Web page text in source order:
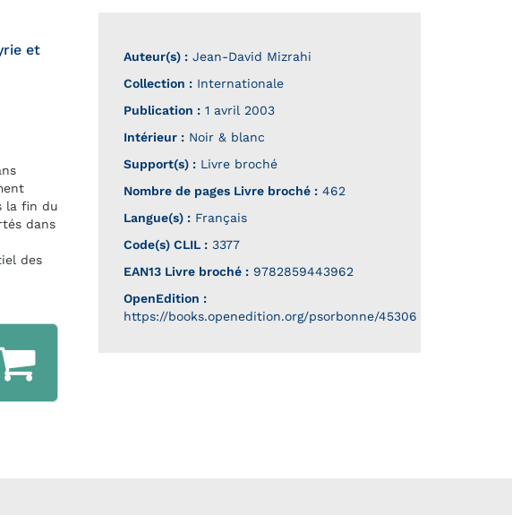
et
la fin du
dans
des
Auteur(s) : Jean-David Mizrahi
Collection : Internationale
Publication : 1 avril 2003
Intérieur : Noir & blanc
Support(s) : Livre broché
Nombre de pages Livre broché : 462
Langue(s) : Français
Code(s) CLIL : 3377
EAN13 Livre broché : 9782859443962
OpenEdition :
https://books.openedition.org/psorbonne/45306